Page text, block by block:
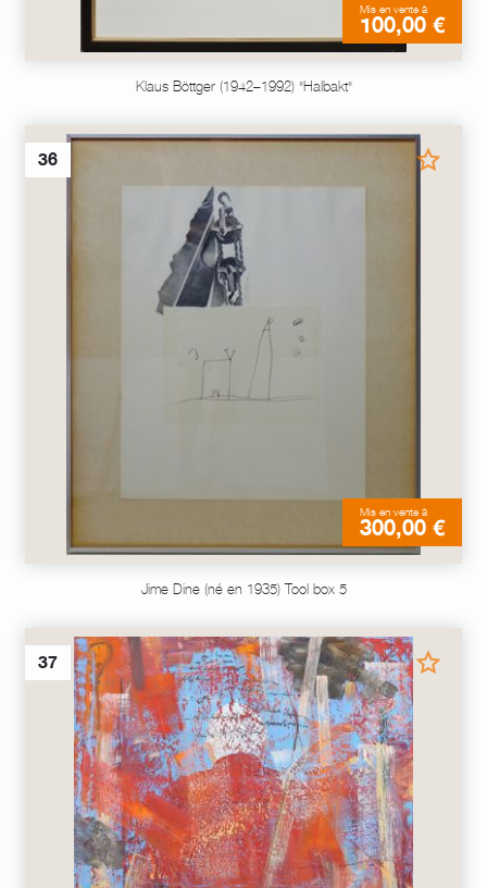
Mis en vente à
100,00 €
Klaus Böttger (1942–1992) "Halbakt"
36
Mis en vente à
300,00 €
Jime Dine (né en 1935) Tool box 5
37